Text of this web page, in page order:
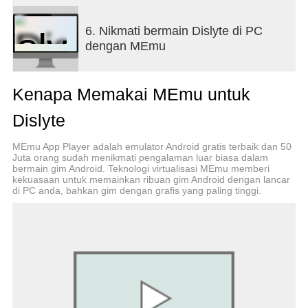
orang? Pilihan ada di tanganmu.
> BERAGAM KARAKTER
Mulailah perjalanan epik di dunia yang merayakan
menawan yang dipenuhi cinta dan kasih sayang,
serta pahlawan super perkasa yang kekuatannya
melampaui semua batas. Bersiaplah untuk terkejut
terduga, seperti Odin yang berubah menjadi
pengendara sepeda motor wanita pemberontak
dengan rambut tergerai dan tidak tertata. Alih-alih
menjadi penguasa dunia bawah, Anubis menjadi
menghadirkan pesona tambahan!
> TERHUBUNG DENGAN PEMAIN BERMINAT
6. Nikmati bermain Dislyte di PC
dengan MEmu
Kenapa Memakai MEmu untuk
Dislyte
MEmu App Player adalah emulator Android gratis terbaik dan 50
Juta orang sudah menikmati pengalaman luar biasa dalam
bermain gim Android. Teknologi virtualisasi MEmu memberi
kekuasaan untuk memainkan ribuan gim Android dengan lancar
di PC anda, bahkan gim dengan grafis yang paling tinggi.